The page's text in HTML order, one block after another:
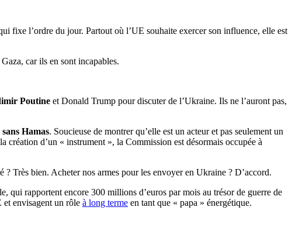
fixe l’ordre du jour. Partout où l’UE souhaite exercer son influence, elle est
car ils en sont incapables.
Poutine et Donald Trump pour discuter de l’Ukraine. Ils ne l’auront pas,
sans Hamas. Soucieuse de montrer qu’elle est un acteur et pas seulement un
d’un « instrument », la Commission est désormais occupée à
Très bien. Acheter nos armes pour les envoyer en Ukraine ? D’accord.
qui rapportent encore 300 millions d’euros par mois au trésor de guerre de
et envisagent un rôle à long terme en tant que « papa » énergétique.